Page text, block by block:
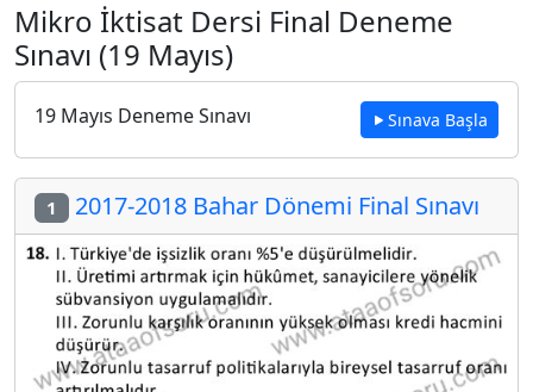
Mikro İktisat Dersi Final Deneme
Sınavı (19 Mayıs)
19 Mayıs Deneme Sınavı Sınava Başla
1 2017-2018 Bahar Dönemi Final Sınavı